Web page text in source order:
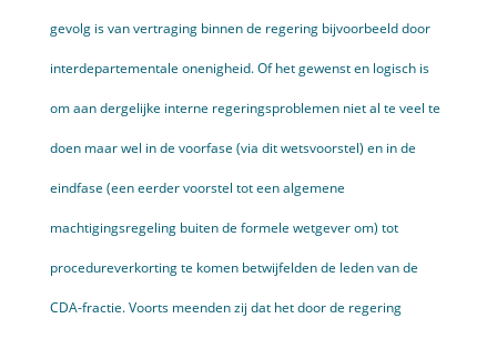
gevolg is van vertraging binnen de regering bijvoorbeeld door
interdepartementale onenigheid. Of het gewenst en logisch is
om aan dergelijke interne regeringsproblemen niet al te veel te
doen maar wel in de voorfase (via dit wetsvoorstel) en in de
eindfase (een eerder voorstel tot een algemene
machtigingsregeling buiten de formele wetgever om) tot
procedureverkorting te komen betwijfelden de leden van de
CDA-fractie. Voorts meenden zij dat het door de regering